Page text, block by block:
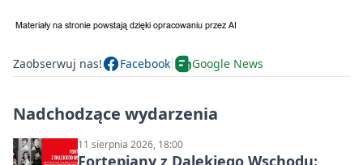
Zaobserwuj nas! Facebook Google News
Nadchodzące wydarzenia
11 sierpnia 2026, 18:00
Fortepiany z Dalekiego Wschodu: